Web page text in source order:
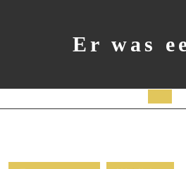
Er was